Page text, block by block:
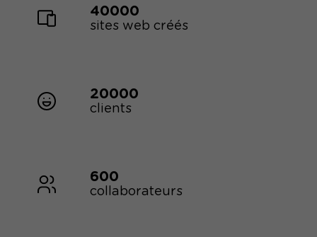
40000
sites web créés
20000
clients
600
collaborateurs